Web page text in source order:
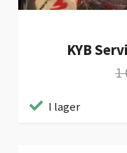
KYB
1
I lager